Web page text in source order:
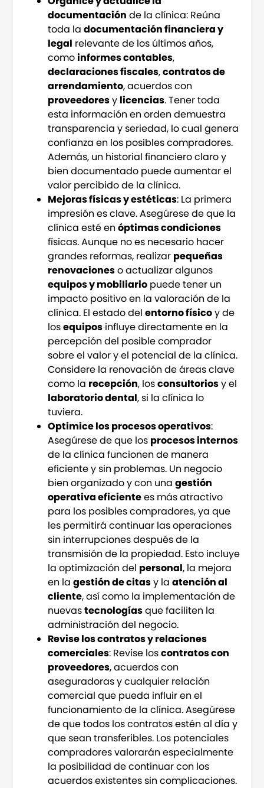
documentación de la clínica: Reúna
toda la documentación financiera y
legal relevante de los últimos años,
comoinformes contables,
declaraciones fiscales,contratos de
arrendamiento, acuerdos con
proveedoresy licencias. Tener toda
esta información en orden demuestra
transparencia y seriedad, lo cual genera
confianza en los posibles compradores.
Además, un historial financiero claro y
bien documentado puede aumentar el
valor percibido de la clínica.
Mejoras físicas y estéticas: La primera
impresión es clave. Asegúrese de que la
clínica esté enóptimas condiciones
físicas. Aunque no es necesario hacer
grandes reformas, realizar pequeñas
renovacioneso actualizar algunos
equipos y mobiliario puede tener un
impacto positivo en la valoración de la
clínica. El estado del entorno físicoy de
losequipos influye directamente en la
percepción del posible comprador
sobre el valor y el potencial de la clínica.
Considere la renovación de áreas clave
como la recepción, losconsultoriosy el
laboratorio dental, si la clínica lo
tuviera.
Optimice los procesos operativos:
Asegúrese de que los procesos internos
de la clínica funcionen de manera
eficiente y sin problemas. Un negocio
bien organizado y con una gestión
operativa eficientees más atractivo
para los posibles compradores, ya que
les permitirá continuar las operaciones
sin interrupciones después de la
transmisión de la propiedad. Esto incluye
la optimización del personal, la mejora
en la gestión de citasy la atención al
cliente, así como la implementación de
nuevastecnologíasque faciliten la
administración del negocio.
Revise los contratos y relaciones
comerciales: Revise loscontratos con
proveedores, acuerdos con
aseguradoras y cualquier relación
comercial que pueda influir en el
funcionamiento de la clínica. Asegúrese
de que todos los contratos estén al día y
que sean transferibles. Los potenciales
compradores valorarán especialmente
la posibilidad de continuar con los
acuerdos existentes sin complicaciones.